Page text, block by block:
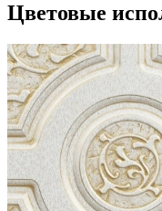
Цветовые